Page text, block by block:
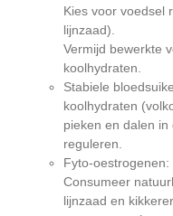
Kies voor voedsel
lijnzaad).
Vermijd bewerkte
koolhydraten.
Stabiele
koolhydraten
pieken en dalen
reguleren.
Fyto-oestrogenen:
Consumeer
lijnzaad en